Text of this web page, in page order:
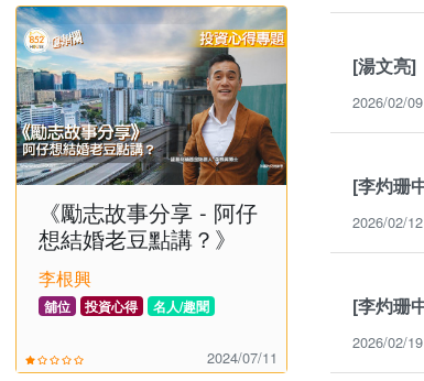
《勵志故事分享 - 阿仔
想結婚老豆點講？》
李根興
舖位 投資心得 名人/趣聞
2024/07/11
2026/02/09
2026/02/12
2026/02/19